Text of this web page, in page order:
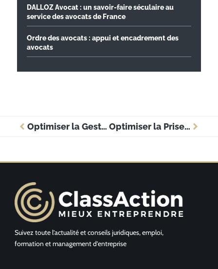
DALLOZ Avocat : un savoir-faire séculaire au
service des avocats de France
Ordre des avocats : appui et encadrement des
avocats
Optimiser la Gestion de Personnel : Formations Clés pour les Entreprises Optimiser la Prise de Décision en Entreprise : Stratégies de Management Efficaces
Suivez toute l’actualité et conseils juridiques, emploi,
formation et management d’entreprise